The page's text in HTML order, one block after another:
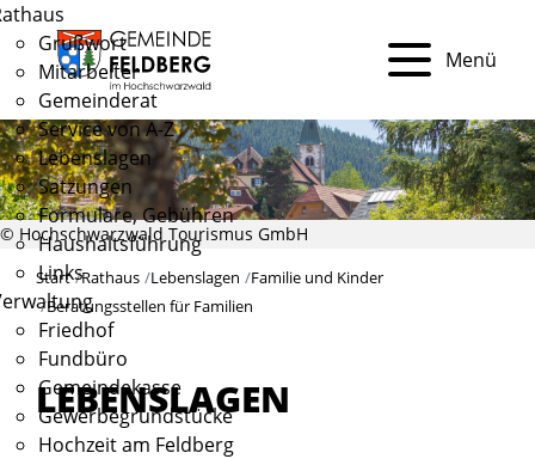
Grußwort
Mitarbeiter
Gemeinderat
Service von A-Z
Lebenslagen
Satzungen
Formulare, Gebühren
Haushaltsführung
Links
Friedhof
Fundbüro
Gemeindekasse
Gewerbegrundstücke
Hochzeit am Feldberg
Menü
© Hochschwarzwald Tourismus GmbH
Start Rathaus Lebenslagen
Familie und Kinder
Beratungsstellen für Familien
LEBENSLAGEN